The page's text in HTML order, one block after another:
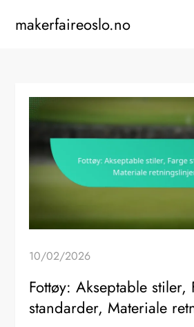
makerfaireoslo.no
10/02/2026
Fottøy: Akseptable stiler,
standarder, Materiale